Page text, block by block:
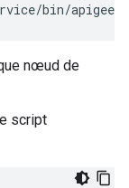
bin/
nœud de
script